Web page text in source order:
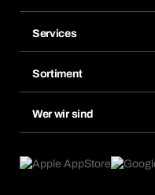
Merklisten
Nachbestellungen
Dauerauftrag
Services
Chemical Safety Management
eProcurement
Produktfinder
Sortiment
Wer wir sind
Was uns antreibt